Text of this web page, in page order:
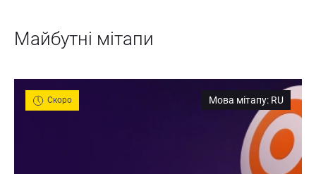
Майбутні мітапи
Скоро Мова мітапу: RU